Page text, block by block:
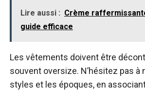
Lire aussi : Crème
guide efficace
Les vêtements doivent être
souvent oversize. N’hésitez pas à
styles et les époques, en